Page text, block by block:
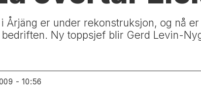
Årjäng er under rekonstruksjon, og nå
bedriften. Ny toppsjef blir Gerd Levin-
- 10:56